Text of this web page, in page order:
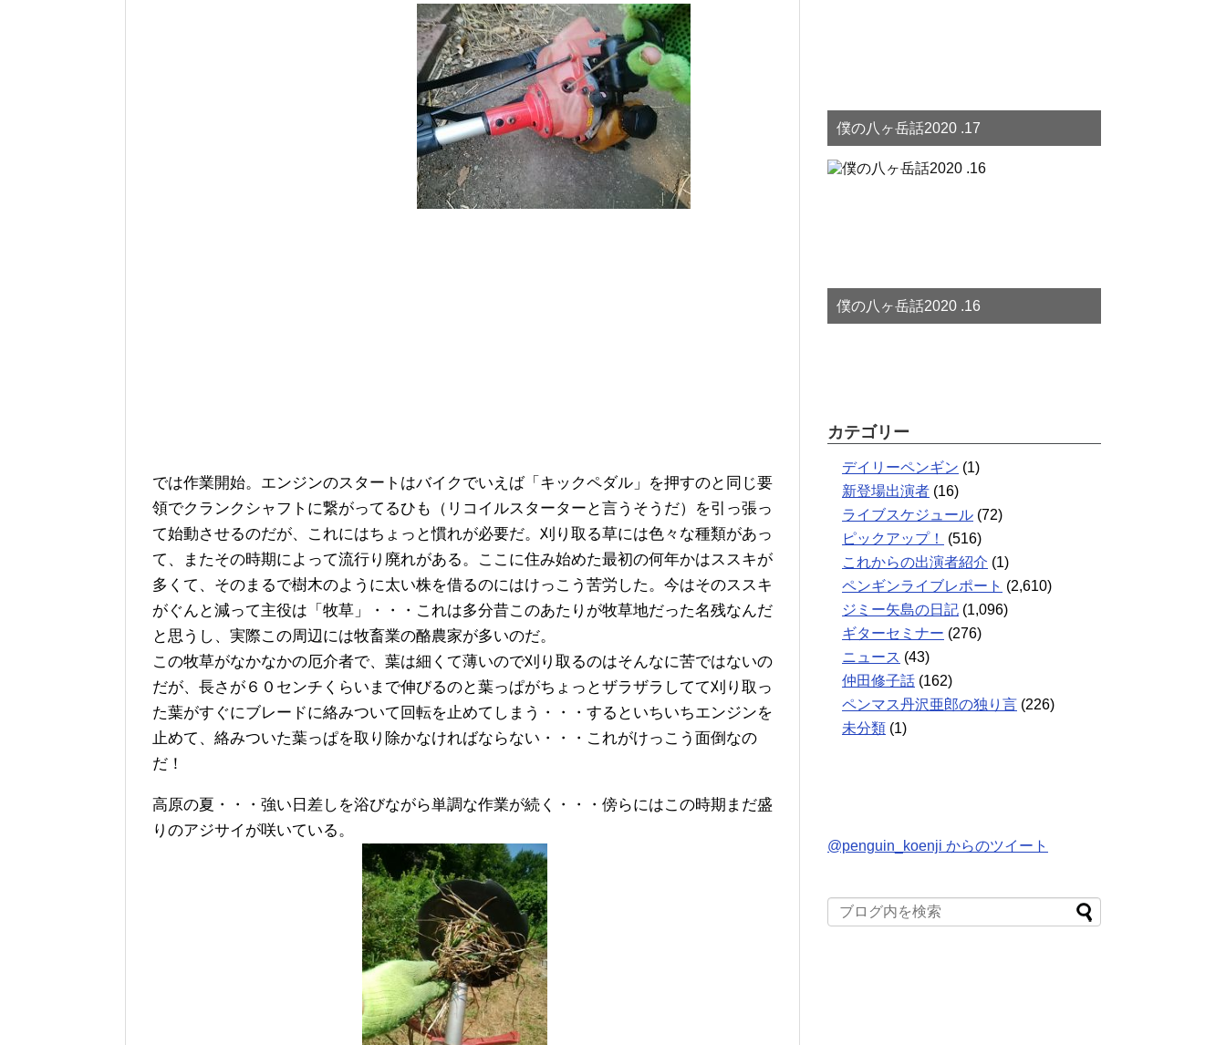
では作業開始。エンジンのスタートはバイクでいえば「キックペダル」を押すのと同じ要
領でクランクシャフトに繋がってるひも（リコイルスターターと言うそうだ）を引っ張っ
て始動させるのだが、これにはちょっと慣れが必要だ。刈り取る草には色々な種類があっ
て、またその時期によって流行り廃れがある。ここに住み始めた最初の何年かはススキが
多くて、そのまるで樹木のように太い株を借るのにはけっこう苦労した。今はそのススキ
がぐんと減って主役は「牧草」・・・これは多分昔このあたりが牧草地だった名残なんだ
と思うし、実際この周辺には牧畜業の酪農家が多いのだ。
この牧草がなかなかの厄介者で、葉は細くて薄いので刈り取るのはそんなに苦ではないの
だが、長さが６０センチくらいまで伸びるのと葉っぱがちょっとザラザラしてて刈り取っ
た葉がすぐにブレードに絡みついて回転を止めてしまう・・・するといちいちエンジンを
止めて、絡みついた葉っぱを取り除かなければならない・・・これがけっこう面倒なの
だ！
高原の夏・・・強い日差しを浴びながら単調な作業が続く・・・傍らにはこの時期まだ盛
りのアジサイが咲いている。
僕の八ヶ岳話2020 .17
僕の八ヶ岳話2020 .16
カテゴリー
デイリーペンギン (1)
新登場出演者 (16)
ライブスケジュール (72)
ピックアップ！
(516)
これからの出演者紹介 (1)
ペンギンライブレポート (2,610)
ジミー矢島の日記 (1,096)
ギターセミナー (276)
ニュース (43)
仲田修子話 (162)
ペンマス丹沢亜郎の独り言 (226)
未分類 (1)
@penguin_koenji からのツイート